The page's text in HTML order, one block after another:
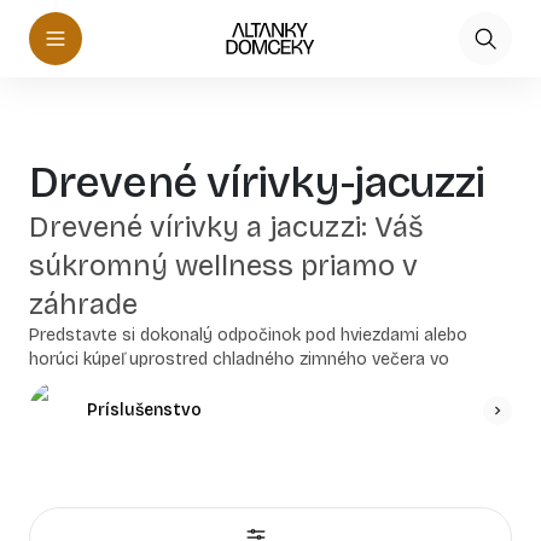
Drevené vírivky-jacuzzi
Drevené vírivky a jacuzzi: Váš
súkromný wellness priamo v
záhrade
Predstavte si dokonalý odpočinok pod hviezdami alebo
horúci kúpeľ uprostred chladného zimného večera vo
vlastnej záhrade. Drevené vírivky a jacuzzi prinášajú do vášho
domova neopakovateľný zážitok z kúpania, ktorý okamžite
Na rozdiel od bežných plastových či nafukovacích víriviek
Príslušenstvo